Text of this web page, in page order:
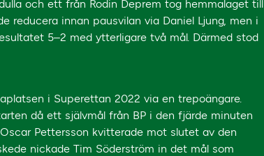
och ett från Rodin Deprem tog hemmalaget till
reducera innan pausvilan via Daniel Ljung, men i
5–2 med ytterligare två mål. Därmed stod
i Superettan 2022 via en trepoängare.
då ett självmål från BP i den fjärde minuten
Pettersson kvitterade mot slutet av den
nickade Tim Söderström in det mål som